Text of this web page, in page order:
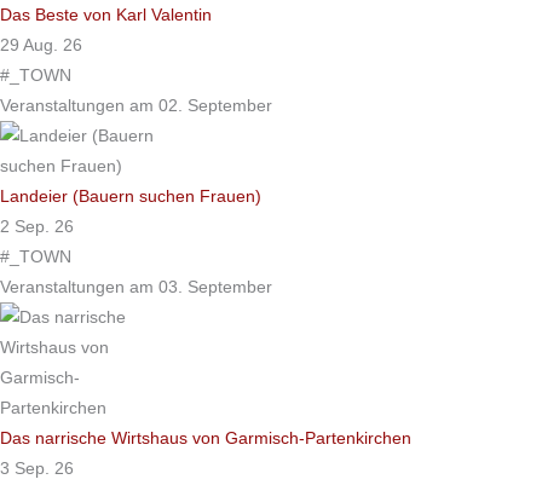
Das Beste von Karl Valentin
29 Aug. 26
#_TOWN
Veranstaltungen am 02. September
Landeier (Bauern suchen Frauen)
2 Sep. 26
#_TOWN
Veranstaltungen am 03. September
Das narrische Wirtshaus von Garmisch-Partenkirchen
3 Sep. 26